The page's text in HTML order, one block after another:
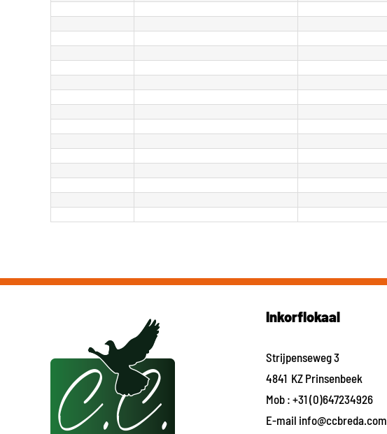
Inkorflokaal
Strijpenseweg 3
4841 KZ Prinsenbeek
Mob : +31 (0)647234926
E-mail info@ccbreda.com